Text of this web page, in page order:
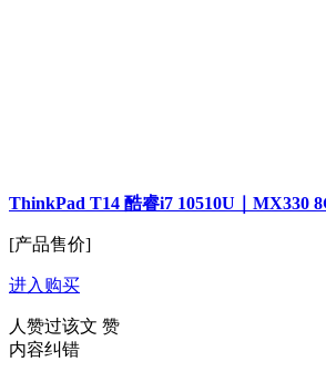
ThinkPad T14 酷睿i7 10510U｜MX330
[产品售价]
进入购买
人赞过该文 赞
内容纠错